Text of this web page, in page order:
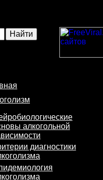
алкогольной
диагностики